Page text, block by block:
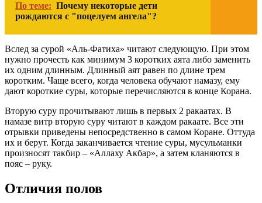
По теме: Почему некоторые дети
рождаются с "поцелуем ангела"?
Вслед за сурой «Аль-Фатиха» читают следующую. При этом
нужно прочесть как минимум 3 коротких аята либо заменить
их одним длинным. Длинный аят равен по длине трем
коротким. Чаще всего, когда человека обучают намазу, ему
дают короткие суры, которые перечисляются в конце Корана.
Вторую суру прочитывают лишь в первых 2 ракаатах. В
намазе витр вторую суру читают в каждом ракаате. Все эти
отрывки приведены непосредственно в самом Коране. Оттуда
их и берут. Когда заканчивается чтение суры, мусульманки
произносят такбир – «Аллаху Акбар», а затем кланяются в
пояс – руку.
Отличия полов